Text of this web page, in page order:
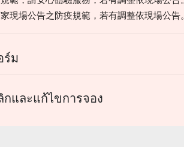
現場公告之防疫規範，若有調整依現場公告。
ร์ม
กและแก้ไขการจอง